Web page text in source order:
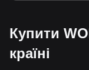
Купити
країні